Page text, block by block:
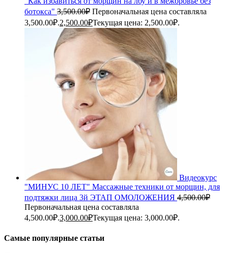
ботокса" 3,500.00₽ Первоначальная цена составляла
3,500.00₽.2,500.00₽Текущая цена: 2,500.00₽.
Видеокурс
"МИНУС 10 ЛЕТ" Массажные техники от морщин, для
подтяжки лица 3й ЭТАП ОМОЛОЖЕНИЯ 4,500.00₽
Первоначальная цена составляла
4,500.00₽.3,000.00₽Текущая цена: 3,000.00₽.
Самые популярные статьи